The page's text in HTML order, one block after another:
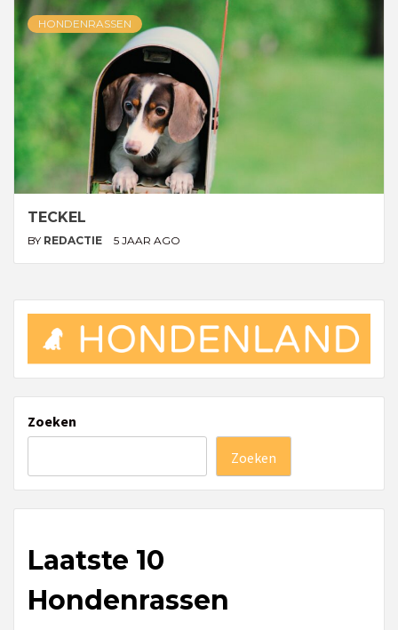
HONDENRASSEN
TECKEL
BY REDACTIE 5 JAAR AGO
Zoeken
Zoeken
Laatste 10
Hondenrassen